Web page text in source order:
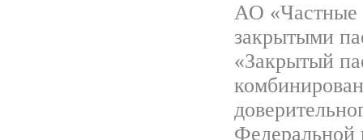
АО «Частные
закрытыми
«Закрытый
Федеральной